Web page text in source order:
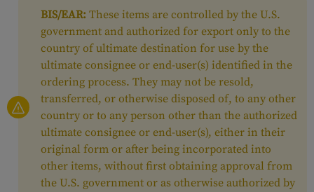
BIS/EAR: These items are controlled by the U.S.
government and authorized for export only to the
country of ultimate destination for use by the
ultimate consignee or end-user(s) identified in the
ordering process. They may not be resold,
transferred, or otherwise disposed of, to any other
country or to any person other than the authorized
ultimate consignee or end-user(s), either in their
original form or after being incorporated into
other items, without first obtaining approval from
the U.S. government or as otherwise authorized by